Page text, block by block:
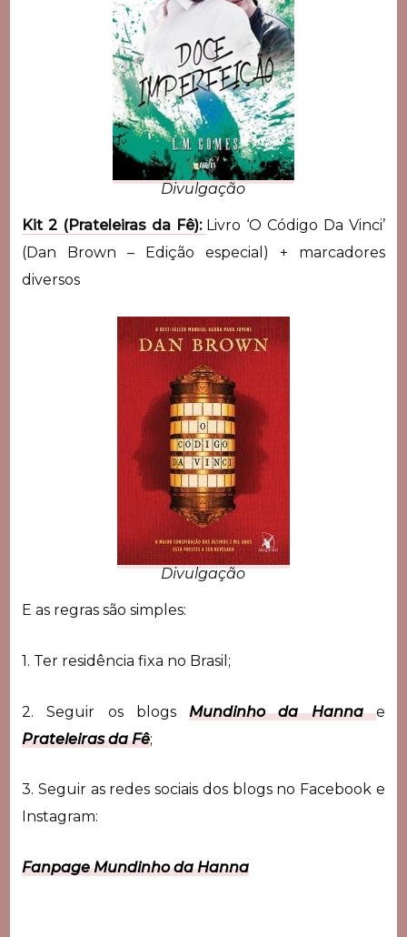
Divulgação
Kit 2 (Prateleiras da Fê): Livro ‘O Código Da Vinci’
(Dan Brown – Edição especial) + marcadores
diversos
Divulgação
E as regras são simples:
1. Ter residência fixa no Brasil;
2. Seguir os blogsMundinho da Hannae
Prateleiras da Fê;
3. Seguir as redes sociais dos blogs no Facebook e
Instagram:
Fanpage Mundinho da Hanna